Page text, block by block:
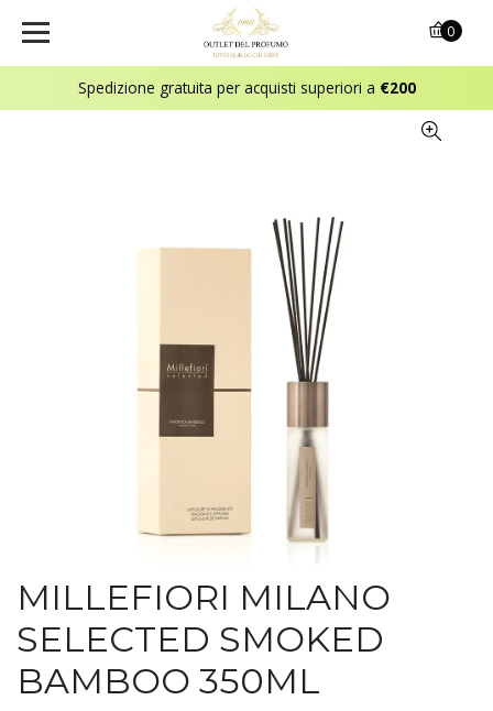
Spedizione gratuita per acquisti superiori a €200
0
MILLEFIORI MILANO
SELECTED SMOKED
BAMBOO 350ML